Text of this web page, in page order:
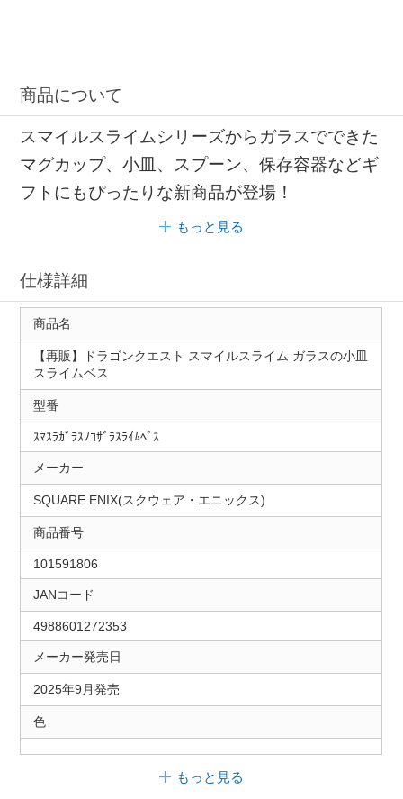
商品について
スマイルスライムシリーズからガラスでできた
マグカップ、小皿、スプーン、保存容器などギ
フトにもぴったりな新商品が登場！
もっと見る
仕様詳細
商品名
【再販】ドラゴンクエスト スマイルスライム ガラスの小皿
スライムベス
型番
ｽﾏｽﾗｶﾞﾗｽﾉｺｻﾞﾗｽﾗｲﾑﾍﾞｽ
メーカー
SQUARE ENIX(スクウェア・エニックス)
商品番号
101591806
JANコード
4988601272353
メーカー発売日
2025年9月発売
色
もっと見る